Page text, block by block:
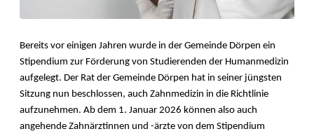
Bereits vor einigen Jahren wurde in der Gemeinde Dörpen ein
Stipendium zur Förderung von Studierenden der Humanmedizin
aufgelegt. Der Rat der Gemeinde Dörpen hat in seiner jüngsten
Sitzung nun beschlossen, auch Zahnmedizin in die Richtlinie
aufzunehmen. Ab dem 1. Januar 2026 können also auch
angehende Zahnärztinnen und -ärzte von dem Stipendium